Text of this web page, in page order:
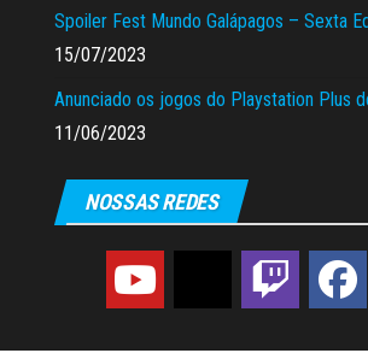
Spoiler Fest Mundo Galápagos – Sexta
15/07/2023
Anunciado os jogos do Playstation Plus
11/06/2023
NOSSAS REDES